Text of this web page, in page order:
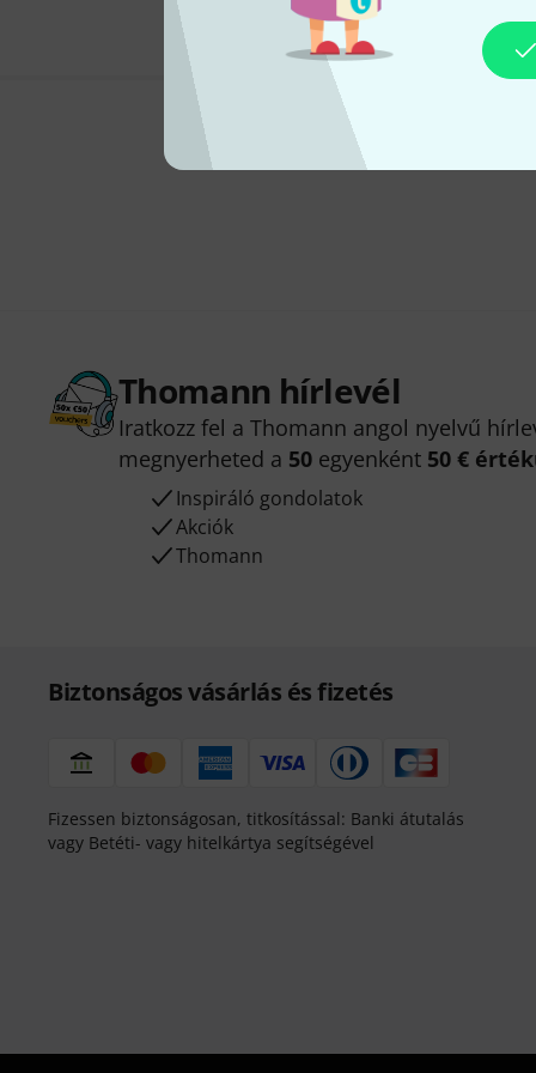
Thomann hírlevél
Iratkozz fel a Thomann angol nyelvű
megnyerheted a 50 egyenként 50 €
Inspiráló gondolatok
Akciók
Thomann
Biztonságos vásárlás és fizetés
Fizessen biztonságosan, titkosítással: Banki átutalás
vagy Betéti- vagy hitelkártya segítségével